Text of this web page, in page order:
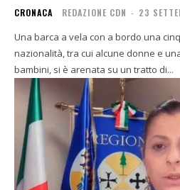
CRONACA REDAZIONE CDN - 23
Una barca a vela con a bordo una
nazionalità, tra cui alcune donne e
bambini, si è arenata su un tratto di...